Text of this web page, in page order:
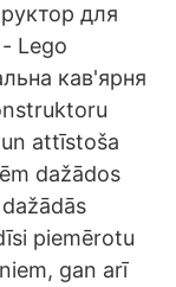
для
- Lego
кав'ярня
attīstoša
dažādos
piemērotu
gan arī